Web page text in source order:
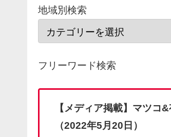
地域別検索
フリーワード検索
【メディア掲載】マツコ
（2022年5月20日）